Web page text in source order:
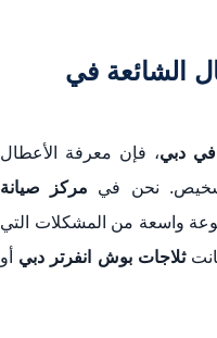
الشائعة في
دبي، فإن معرفة الأعطال
نحن في مركز صيانة
واسعة من المشكلات التي
ثلاجات بوش انفرتر دبي أو